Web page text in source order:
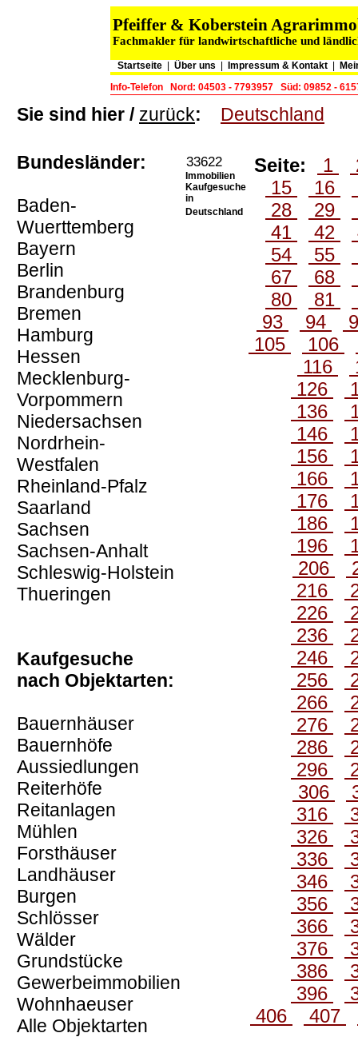
Pfeiffer & Koberstein
Fachmakler für landwirtschaftliche und
Startseite Über uns Impressum & Kontakt
Info-Telefon
Nord: 04503 - 7793957 Süd: 09852 -
Sie sind hier / zurück: Deutschland
Bundesländer:
Baden-
Wuerttemberg
Bayern
Berlin
Brandenburg
Bremen
Hamburg
Hessen
Mecklenburg-
Vorpommern
Niedersachsen
Nordrhein-
Westfalen
Rheinland-Pfalz
Saarland
Sachsen
Sachsen-Anhalt
Schleswig-Holstein
Thueringen
Kaufgesuche
nach Objektarten:
Bauernhäuser
Bauernhöfe
Aussiedlungen
Reiterhöfe
Reitanlagen
Mühlen
Forsthäuser
Landhäuser
Burgen
Schlösser
Wälder
Grundstücke
Gewerbeimmobilien
Wohnhaeuser
Alle Objektarten
33622
Immobilien
Kaufgesuche
in
Deutschland
Seite: 1
15
16
28
29
41
42
54
55
67
68
80
81
93
94
105
106
116
126
136
146
156
166
176
186
196
206
216
226
236
246
256
266
276
286
296
306
316
326
336
346
356
366
376
386
396
406
407